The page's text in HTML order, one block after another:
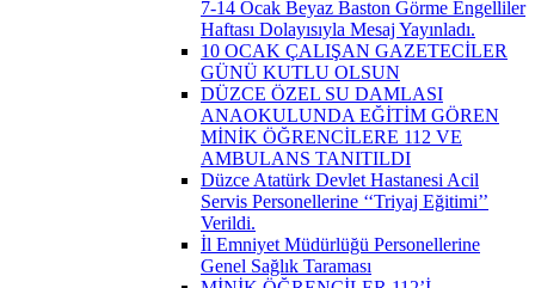
7-14 Ocak Beyaz Baston Görme Engelliler
Haftası Dolayısıyla Mesaj Yayınladı.
10 OCAK ÇALIŞAN GAZETECİLER
GÜNÜ KUTLU OLSUN
DÜZCE ÖZEL SU DAMLASI
ANAOKULUNDA EĞİTİM GÖREN
MİNİK ÖĞRENCİLERE 112 VE
AMBULANS TANITILDI
Düzce Atatürk Devlet Hastanesi Acil
Servis Personellerine ‘‘Triyaj Eğitimi’’
Verildi.
İl Emniyet Müdürlüğü Personellerine
Genel Sağlık Taraması